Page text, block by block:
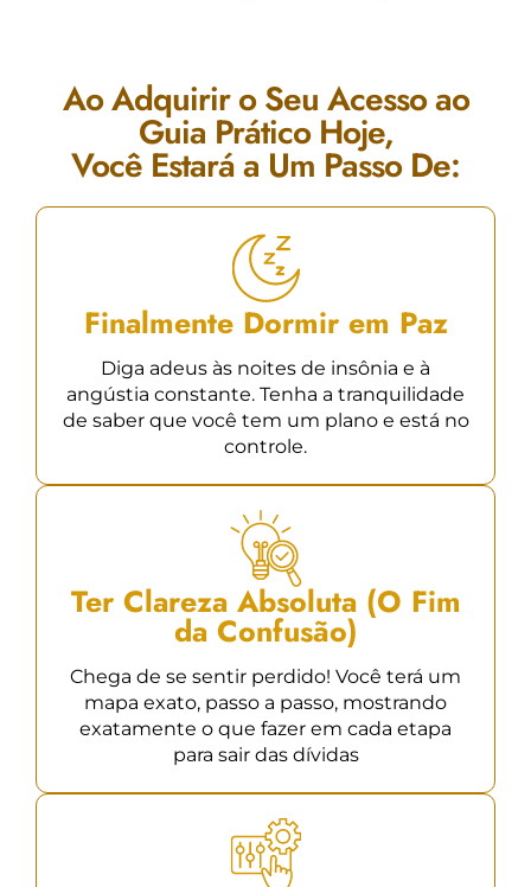
Ao Adquirir o Seu Acesso ao
Guia Prático Hoje,
Você Estará a Um Passo De:
Finalmente Dormir em Paz
Diga adeus às noites de insônia e à
angústia constante. Tenha a tranquilidade
de saber que você tem um plano e está no
controle.
Ter Clareza Absoluta (O Fim
da Confusão)
Chega de se sentir perdido! Você terá um
mapa exato, passo a passo, mostrando
exatamente o que fazer em cada etapa
para sair das dívidas